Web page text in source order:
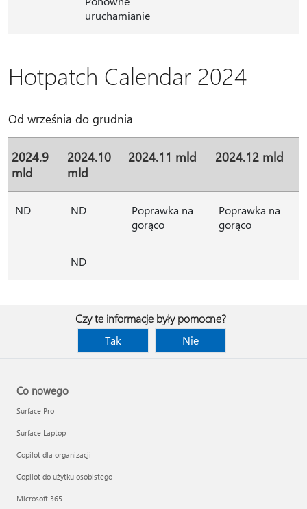
uruchamianie
Hotpatch Calendar 2024
Od września do grudnia
2024.9
mld
2024.10
mld
2024.11 mld 2024.12 mld
ND ND
Poprawka na
gorąco
Poprawka na
gorąco
ND
Czy te informacje były pomocne?
Tak
Nie
Co nowego
Surface Pro
Surface Laptop
Copilot dla organizacji
Copilot do użytku osobistego
Microsoft 365